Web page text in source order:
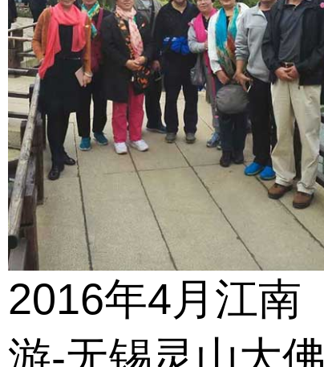
2016年4月江南
游-无锡灵山大佛